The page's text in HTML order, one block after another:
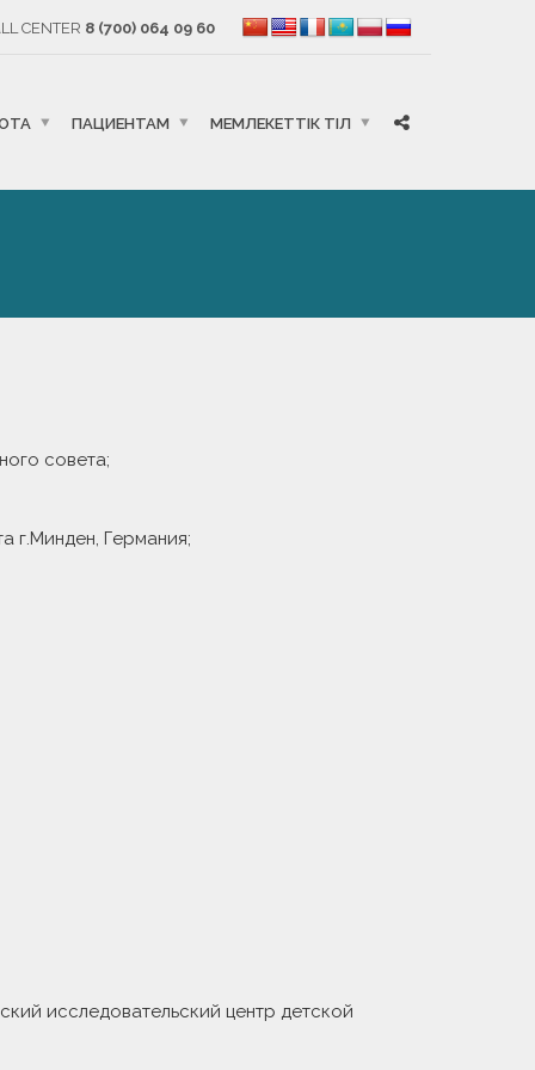
CENTER 8 (700) 064 09 60
ПАЦИЕНТАМ МЕМЛЕКЕТТІК ТІЛ
совета;
г.Минден, Германия;
исследовательский центр детской